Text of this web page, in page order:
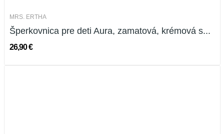
MRS. ERTHA
Šperkovnica pre deti Aura, zamatová, krémová s...
26,90 €